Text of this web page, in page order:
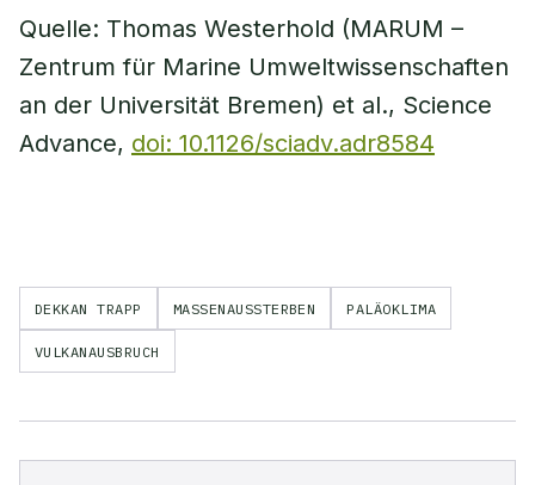
Quelle: Thomas Westerhold (MARUM –
Zentrum für Marine Umweltwissenschaften
an der Universität Bremen) et al., Science
Advance, doi: 10.1126/sciadv.adr8584
DEKKAN TRAPP MASSENAUSSTERBEN PALÄOKLIMA
VULKANAUSBRUCH